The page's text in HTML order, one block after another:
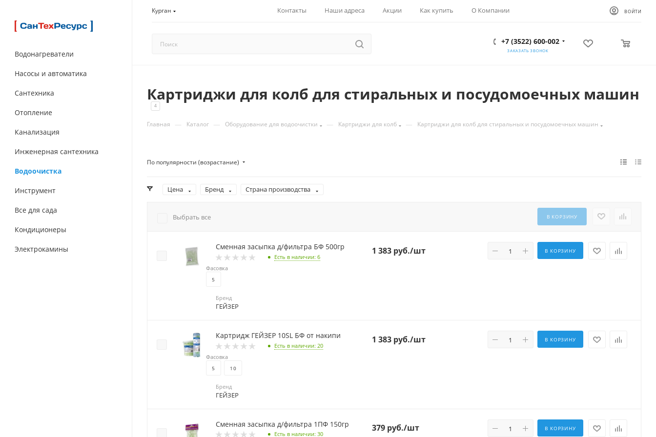
Курган Контакты Наши адреса Акции Как купить О Компании ВОЙТИ
+7 (3522) 600-002
ЗАКАЗАТЬ ЗВОНОК
Водонагреватели
Насосы и автоматика
Сантехника
Отопление
Канализация
Инженерная сантехника
Водоочистка
Инструмент
Все для сада
Кондиционеры
Электрокамины
Картриджи для колб для стиральных и посудомоечных машин
4
Главная — Каталог — Оборудование для водоочистки — Картриджи для колб — Картриджи для колб для стиральных и посудомоечных машин
По популярности (возрастание)
Цена Бренд Страна производства
Выбрать все В КОРЗИНУ
Сменная засыпка д/фильтра БФ 500гр
Есть в наличии: 6
1 383 руб./шт В КОРЗИНУ
Фасовка
5
Бренд
ГЕЙЗЕР
Картридж ГЕЙЗЕР 10SL БФ от накипи
Есть в наличии: 20
1 383 руб./шт В КОРЗИНУ
Фасовка
5 10
Бренд
ГЕЙЗЕР
Сменная засыпка д/фильтра 1ПФ 150гр
Есть в наличии: 30
379 руб./шт В КОРЗИНУ